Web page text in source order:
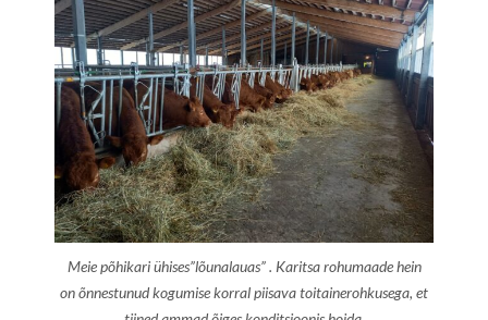
Meie põhikari ühises”lõunalauas” . Karitsa rohumaade hein
on õnnestunud kogumise korral piisava toitainerohkusega, et